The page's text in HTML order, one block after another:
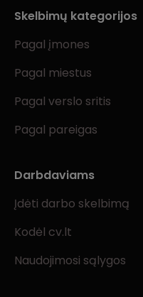
Skelbimų kategorijos
Pagal įmones
Pagal miestus
Pagal verslo sritis
Pagal pareigas
Darbdaviams
Įdėti darbo skelbimą
Kodėl cv.lt
Naudojimosi sąlygos